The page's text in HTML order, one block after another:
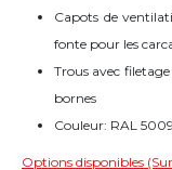
Capots de
fonte pour les
Trous avec
bornes
Couleur: RAL
Options disponibles